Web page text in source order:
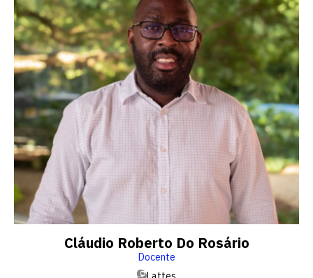
Cláudio Roberto Do Rosário
Docente